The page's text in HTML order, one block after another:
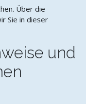
Über die
Sie in dieser
und